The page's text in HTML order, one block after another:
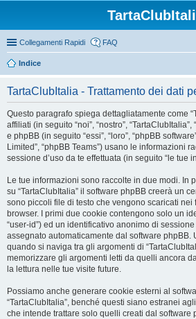
Collegamenti Rapidi FAQ
Indice
TartaClubItalia - Trattamento dei dati
Questo paragrafo spiega dettagliatamente come
affiliati (in seguito “noi”, “nostro”,
e phpBB (in seguito “essi”, “loro”, “phpBB
Limited”, “phpBB Teams”) usano le informazioni
sessione d’uso da te effettuata (in seguito “le tue
Le tue informazioni sono raccolte in due modi. In
su “TartaClubItalia” il software phpBB creerà un
sono piccoli file di testo che vengono scaricati nei
browser. I primi due cookie contengono solo un
“user-id”) ed un identificativo anonimo di
assegnato automaticamente dal software phpBB.
quando si naviga tra gli argomenti di
memorizzare gli argomenti letti da quelli ancora
la lettura nelle tue visite future.
Possiamo anche generare cookie esterni al
“TartaClubItalia”, benché questi siano estranei
che intende trattare solo quelli creati dal software